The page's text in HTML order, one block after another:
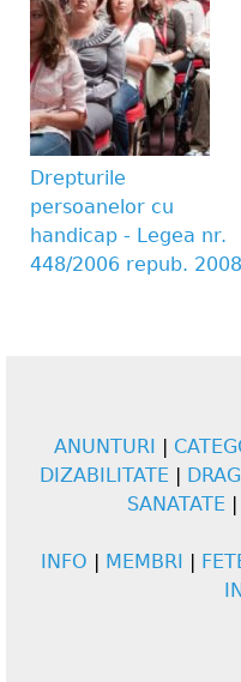
Drepturile
persoanelor cu
handicap - Legea nr.
448/2006 repub. 2008
ANUNTURI |
DIZABILITATE |
SANATATE |
INFO | MEMBRI |